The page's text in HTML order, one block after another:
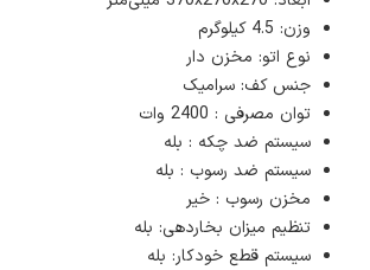
وزن: 4.5 کیلوگرم
نوع اتو: مخزن دار
جنس کف: سرامیک
توان مصرفی : 2400 وات
سیستم ضد چکه : بله
سیستم ضد رسوب : بله
مخزن رسوب : خیر
تنظیم میزان بخاردهی: بله
سیستم قطع خودکار: بله